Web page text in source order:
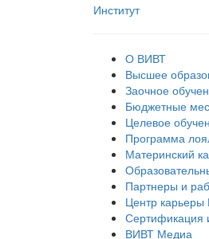
Институт
О ВИВТ
Высшее
Заочное
Бюджетные
Целевое
Программа
Материнский
Партнеры и
Центр
Сертификация
ВИВТ Медиа